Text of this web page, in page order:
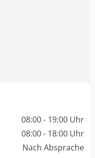
08:00 - 19:00 Uhr
08:00 - 18:00 Uhr
Nach Absprache